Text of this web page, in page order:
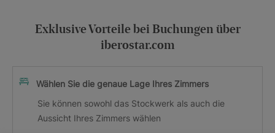
Exklusive Vorteile bei Buchungen über
iberostar.com
Wählen Sie die genaue Lage Ihres Zimmers
Sie können sowohl das Stockwerk als auch die
Aussicht Ihres Zimmers wählen